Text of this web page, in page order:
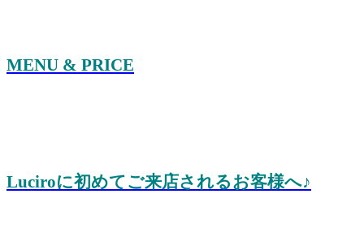
MENU & PRICE
Luciroに初めてご来店されるお客様へ♪